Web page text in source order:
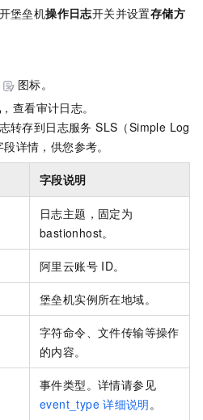
堡垒机操作日志开关并设置存储方
图标。
，查看审计日志。
转存到日志服务 SLS（Simple Log
详情，供您参考。
字段说明
日志主题，固定为
bastionhost。
阿里云账号 ID。
堡垒机实例所在地域。
字符命令、文件传输等操作
的内容。
事件类型。详情请参见
event_type 详细说明 。